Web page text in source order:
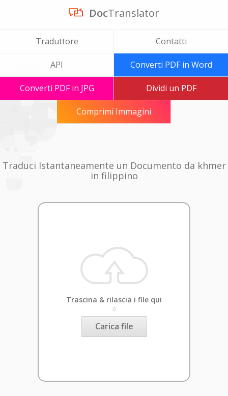
DocTranslator
Traduttore Contatti
API Converti PDF in Word
Converti PDF in JPG Dividi un PDF
Comprimi Immagini
Traduci Istantaneamente un Documento da khmer
in filippino
Trascina & rilascia i file qui
o
Carica file